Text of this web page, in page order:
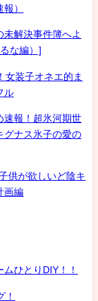
）
解決事件簿へよ
な編）]
装子オネエ的ま
ル
速報！超氷河期世
グナス氷子の愛の
供が欲しいど陰キ
画編
ひとりDIY！！
！